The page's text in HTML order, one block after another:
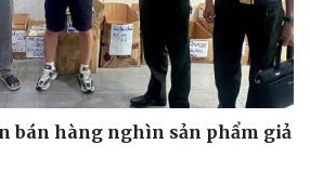
bán hàng nghìn sản phẩm giả